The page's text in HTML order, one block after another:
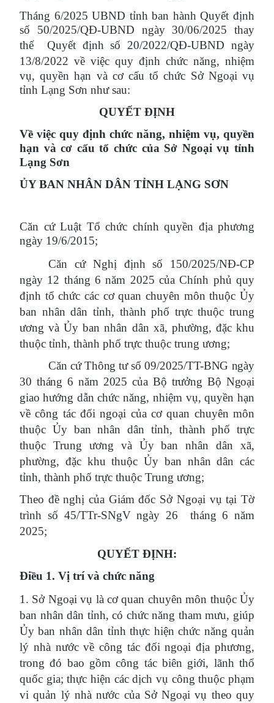
Tháng 6/2025 UBND tỉnh ban hành Quyết định
số 50/2025/QĐ-UBND ngày 30/06/2025 thay
thế Quyết định số 20/2022/QĐ-UBND ngày
13/8/2022 về việc quy định chức năng, nhiệm
vụ, quyền hạn và cơ cấu tổ chức Sở Ngoại vụ
tỉnh Lạng Sơn như sau:
QUYẾT ĐỊNH
Về việc quy định chức năng, nhiệm vụ, quyền
hạn và cơ cấu tổ chức của Sở Ngoại vụ tỉnh
Lạng Sơn
ỦY BAN NHÂN DÂN TỈNH LẠNG SƠN
Căn cứ Luật Tổ chức chính quyền địa phương
ngày 19/6/2015;
Căn cứ Nghị định số 150/2025/NĐ-CP
ngày 12 tháng 6 năm 2025 của Chính phủ quy
định tổ chức các cơ quan chuyên môn thuộc Ủy
ban nhân dân tỉnh, thành phố trực thuộc trung
ương và Ủy ban nhân dân xã, phường, đặc khu
thuộc tỉnh, thành phố trực thuộc trung ương;
Căn cứ Thông tư số 09/2025/TT-BNG ngày
30 tháng 6 năm 2025 của Bộ trưởng Bộ Ngoại
giaohướng dẫn chức năng, nhiệm vụ, quyền hạn
về công tác đối ngoại của cơ quan chuyên môn
thuộc Ủy ban nhân dân tỉnh, thành phố trực
thuộc Trung ương và Ủy ban nhân dân xã,
phường, đặc khu thuộc Ủy ban nhân dân các
tỉnh, thành phố trực thuộc Trung ương;
Theo đề nghị của Giám đốc Sở Ngoại vụ tại Tờ
trình số 45/TTr-SNgV ngày 26 tháng 6 năm
2025;
QUYẾT ĐỊNH:
Điều 1. Vị trí và chức năng
1. Sở Ngoại vụ là cơ quan chuyên môn thuộc Ủy
ban nhân dân tỉnh, có chức năng tham mưu, giúp
Ủy ban nhân dân tỉnh thực hiện chức năng quản
lý nhà nước về công tác đối ngoại địa phương,
trong đó bao gồm công tác biên giới, lãnh thổ
quốc gia; thực hiện các dịch vụ công thuộc phạm
vi quản lý nhà nước của Sở Ngoại vụ theo quy